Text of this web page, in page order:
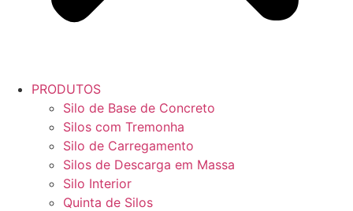
PRODUTOS
Silo de Base de Concreto
Silos com Tremonha
Silo de Carregamento
Silos de Descarga em Massa
Silo Interior
Quinta de Silos